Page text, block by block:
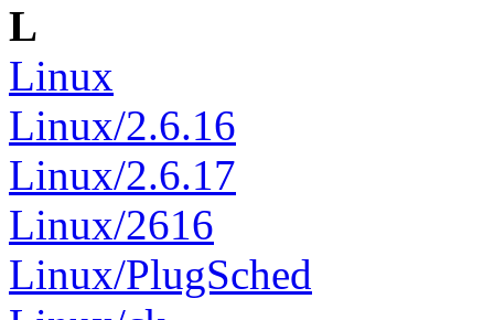
L
Linux
Linux/2.6.16
Linux/2.6.17
Linux/2616
Linux/PlugSched